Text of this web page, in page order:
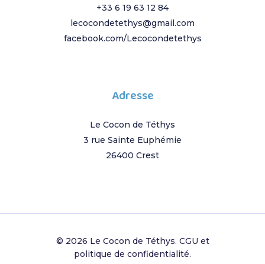
+33 6 19 63 12 84
lecocondetethys@gmail.com
facebook.com/Lecocondetethys
Adresse
Le Cocon de Téthys
3 rue Sainte Euphémie
26400 Crest
© 2026 Le Cocon de Téthys. CGU et
politique de confidentialité.